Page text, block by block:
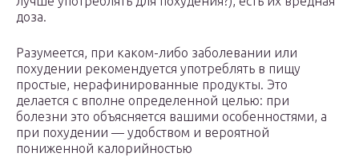
доза.
Разумеется, при каком-либо заболевании или
похудении рекомендуется употреблять в пищу
простые, нерафинированные продукты. Это
делается с вполне определенной целью: при
болезни это объясняется вашими особенностями, а
при похудении — удобством и вероятной
пониженной калорийностью